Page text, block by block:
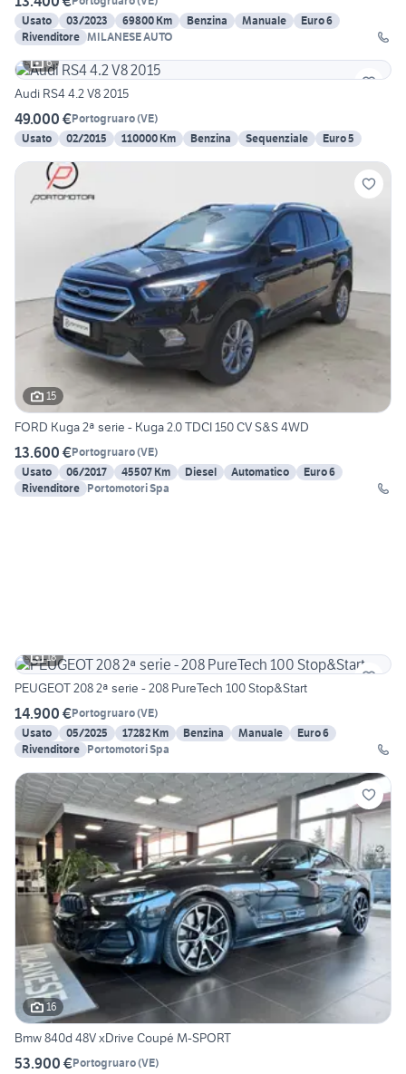
Usato
03/2023 69800 Km Benzina Manuale
Euro 6
Rivenditore MILANESE AUTO
6
Audi RS4 4.2 V8 2015
49.000 €Portogruaro(VE)
Usato
02/2015 110000 Km Benzina Sequenziale Euro 5
15
FORD Kuga 2ª serie - Kuga 2.0 TDCI 150 CV S&S 4WD
13.600 €Portogruaro(VE)
Usato
06/2017 45507 Km Diesel Automatico
Euro 6
Rivenditore Portomotori Spa
18
PEUGEOT 208 2ª serie - 208 PureTech 100 Stop&Start
14.900 €Portogruaro(VE)
Usato
05/2025 17282 Km Benzina Manuale
Euro 6
Rivenditore Portomotori Spa
16
Bmw 840d 48V xDrive Coupé M-SPORT
53.900 €Portogruaro(VE)